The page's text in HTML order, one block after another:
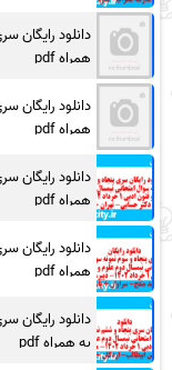
دانلود
همراه pdf
دانلود رایگان
همراه pdf
دانلود رایگان
همراه pdf
دانلود رایگان
همراه pdf
دانلود رایگان
به همراه pdf